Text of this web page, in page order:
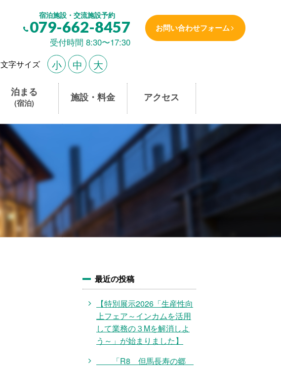
宿泊施設・交流施設予約
079-662-8457
受付時間 8:30〜17:30
お問い合わせフォーム
文字サイズ 小 中 大
泊まる
(宿泊) 施設・料金 アクセス
最近の投稿
【特別展示2026「生産性向
上フェア～インカムを活用
して業務の３Mを解消しよ
う～」が始まりました】
「R8 但馬長寿の郷